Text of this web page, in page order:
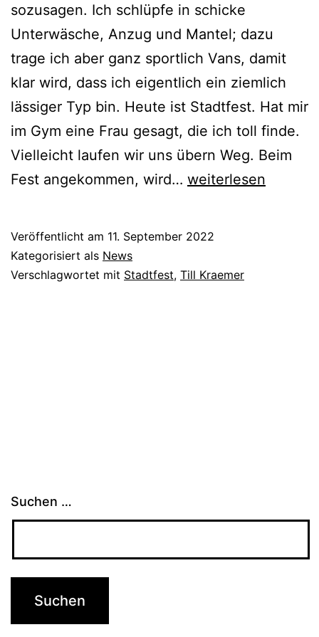
sozusagen. Ich schlüpfe in schicke
Unterwäsche, Anzug und Mantel; dazu
trage ich aber ganz sportlich Vans, damit
klar wird, dass ich eigentlich ein ziemlich
lässiger Typ bin. Heute ist Stadtfest. Hat mir
im Gym eine Frau gesagt, die ich toll finde.
Vielleicht laufen wir uns übern Weg. Beim
Fest angekommen, wird… Einsam
weiterlesen
Veröffentlicht am 11. September 2022
Kategorisiert als News
Verschlagwortet mit Stadtfest, Till Kraemer
Suchen …